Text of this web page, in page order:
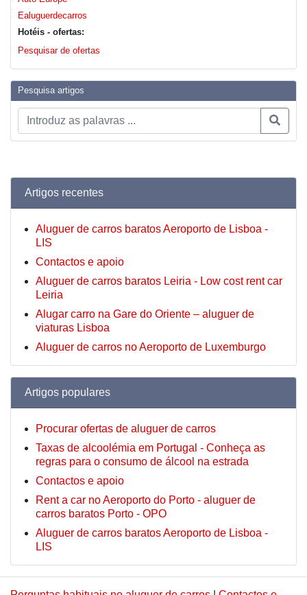
Ealuguerdecarros
Hotéis - ofertas:
Pesquisar de ofertas
Pesquisa artigos
Artigos recentes
Aluguer de carros baratos Aeroporto de Lisboa -
LIS
Contactos e apoio
Aluguer de carros baratos Leiria - Low cost rent car
Leiria
Alugar carro na Gare do Oriente – aluguer de
viaturas Lisboa
Aluguer de carros no Aeroporto de Luxemburgo
Artigos populares
Procurar ofertas de aluguer de carros
Taxas de alcoolémia em Portugal - Conheça as
regras para o consumo de álcool na estrada
Contactos e apoio
Rent a car no Aeroporto do Porto - aluguer de
carros baratos Porto - OPO
Aluguer de carros baratos Aeroporto de Lisboa -
LIS